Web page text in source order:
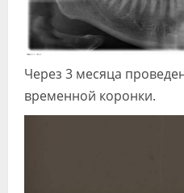
Через 3 месяца
временной коронки.